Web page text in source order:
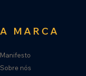
A MARCA
Manifesto
Sobre nós